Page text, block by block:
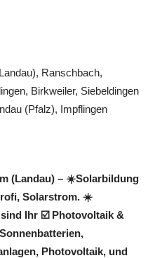
(Landau) – ☀️Solarbildung
Solarstrom. ☀️
Ihr ☑️ Photovoltaik &
Photovoltaik, und